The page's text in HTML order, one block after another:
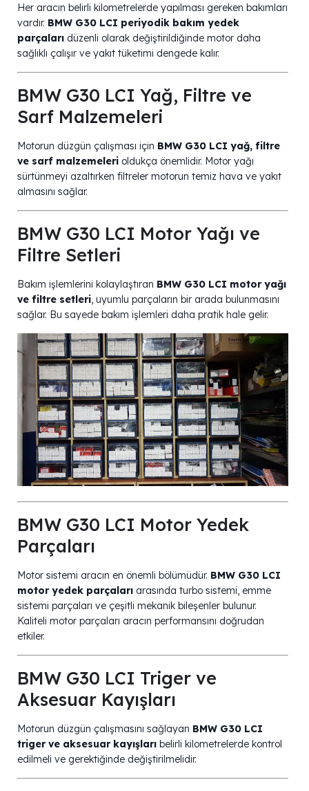
Her aracın belirli kilometrelerde yapılması gereken bakımları
vardır. BMW G30 LCI periyodik bakım yedek
parçaları düzenli olarak değiştirildiğinde motor daha
sağlıklı çalışır ve yakıt tüketimi dengede kalır.
BMW G30 LCI Yağ, Filtre ve
Sarf Malzemeleri
Motorun düzgün çalışması için BMW G30 LCI yağ, filtre
ve sarf malzemeleri oldukça önemlidir. Motor yağı
sürtünmeyi azaltırken filtreler motorun temiz hava ve yakıt
almasını sağlar.
BMW G30 LCI Motor Yağı ve
Filtre Setleri
Bakım işlemlerini kolaylaştıran BMW G30 LCI motor yağı
ve filtre setleri, uyumlu parçaların bir arada bulunmasını
sağlar. Bu sayede bakım işlemleri daha pratik hale gelir.
BMW G30 LCI Motor Yedek
Parçaları
Motor sistemi aracın en önemli bölümüdür. BMW G30 LCI
motor yedek parçaları arasında turbo sistemi, emme
sistemi parçaları ve çeşitli mekanik bileşenler bulunur.
Kaliteli motor parçaları aracın performansını doğrudan
etkiler.
BMW G30 LCI Triger ve
Aksesuar Kayışları
Motorun düzgün çalışmasını sağlayan BMW G30 LCI
triger ve aksesuar kayışları belirli kilometrelerde kontrol
edilmeli ve gerektiğinde değiştirilmelidir.